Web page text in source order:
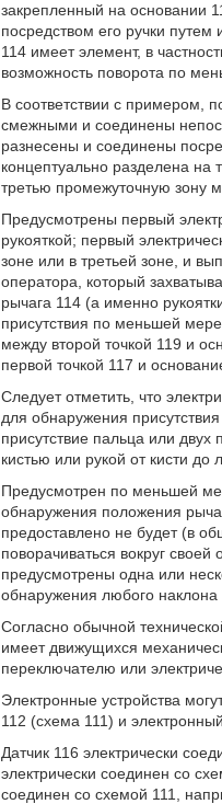
закрепленный на основании
посредством его ручки
114 имеет элемент, в
возможность поворота по
В соответствии с примером,
смежными и соединены
разнесены и соединены
концептуально разделена на
третью промежуточную зону
Предусмотрены первый
рукояткой; первый
зоне или в третьей зоне, и
оператора, который
рычага 114 (а именно
присутствия по меньшей
между второй точкой 119 и
первой точкой 117 и
Следует отметить, что
для обнаружения
присутствие пальца или двух
кистью или рукой от кисти до
Предусмотрен по меньшей
обнаружения положения
предоставлено не будет (в
поворачиваться вокруг
предусмотрены одна или
обнаружения любого наклона
Согласно обычной
имеет движущихся
переключателю или
Электронные устройства
112 (схема 111) и
Датчик 116 электрически
электрически соединен со
соединен со схемой 111,